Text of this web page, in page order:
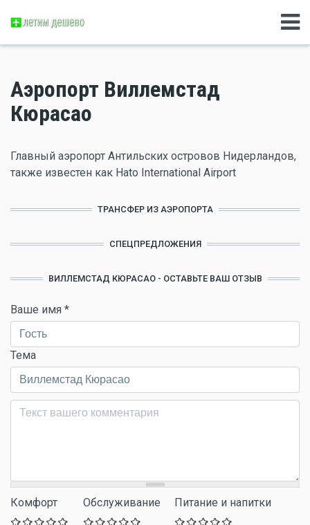
Аэропорт Виллемстад
Кюрасао
Главный аэропорт Антильских островов Нидерландов,
также известен как Hato International Airport
ТРАНСФЕР ИЗ АЭРОПОРТА
СПЕЦПРЕДЛОЖЕНИЯ
ВИЛЛЕМСТАД КЮРАСАО - ОСТАВЬТЕ ВАШ ОТЗЫВ
Ваше имя *
Тема
Комментарий*
Комфорт Обслуживание Питание и напитки